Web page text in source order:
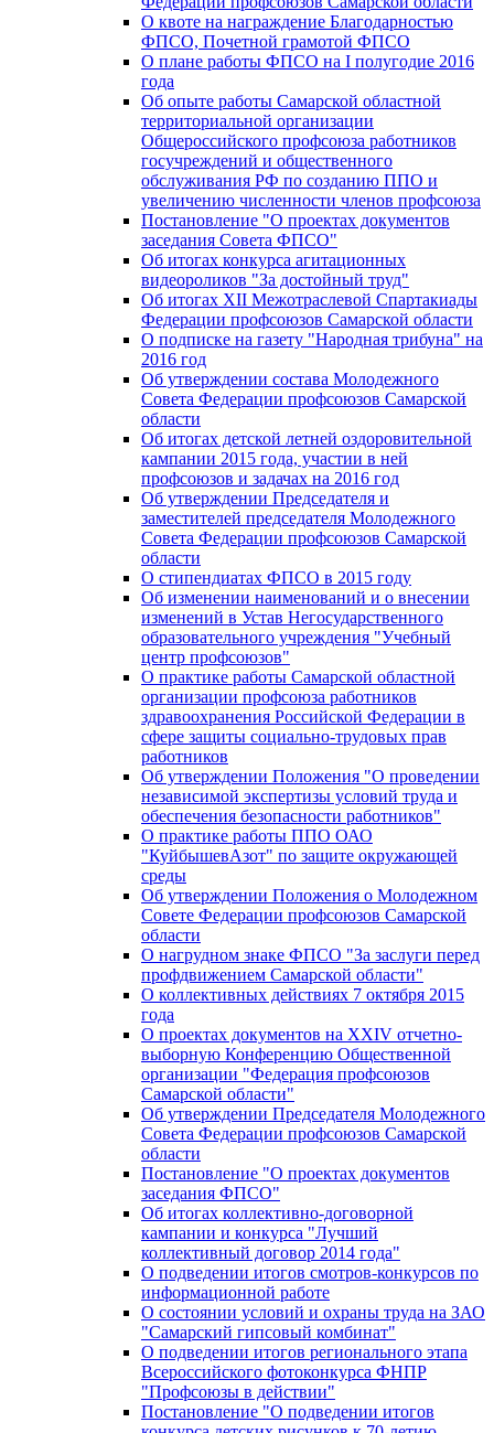
О квоте на награждение Благодарностью
ФПСО, Почетной грамотой ФПСО
О плане работы ФПСО на I полугодие 2016
года
Об опыте работы Самарской областной
территориальной организации
Общероссийского профсоюза работников
госучреждений и общественного
обслуживания РФ по созданию ППО и
увеличению численности членов профсоюза
Постановление "О проектах документов
заседания Совета ФПСО"
Об итогах конкурса агитационных
видеороликов "За достойный труд"
Об итогах XII Межотраслевой Спартакиады
Федерации профсоюзов Самарской области
О подписке на газету "Народная трибуна" на
2016 год
Об утверждении состава Молодежного
Совета Федерации профсоюзов Самарской
области
Об итогах детской летней оздоровительной
кампании 2015 года, участии в ней
профсоюзов и задачах на 2016 год
Об утверждении Председателя и
заместителей председателя Молодежного
Совета Федерации профсоюзов Самарской
области
О стипендиатах ФПСО в 2015 году
Об изменении наименований и о внесении
изменений в Устав Негосударственного
образовательного учреждения "Учебный
центр профсоюзов"
О практике работы Самарской областной
организации профсоюза работников
здравоохранения Российской Федерации в
сфере защиты социально-трудовых прав
работников
Об утверждении Положения "О проведении
независимой экспертизы условий труда и
обеспечения безопасности работников"
О практике работы ППО ОАО
"КуйбышевАзот" по защите окружающей
среды
Об утверждении Положения о Молодежном
Совете Федерации профсоюзов Самарской
области
О нагрудном знаке ФПСО "За заслуги перед
профдвижением Самарской области"
О коллективных действиях 7 октября 2015
года
О проектах документов на XXIV отчетно-
выборную Конференцию Общественной
организации "Федерация профсоюзов
Самарской области"
Об утверждении Председателя Молодежного
Совета Федерации профсоюзов Самарской
области
Постановление "О проектах документов
заседания ФПСО"
Об итогах коллективно-договорной
кампании и конкурса "Лучший
коллективный договор 2014 года"
О подведении итогов смотров-конкурсов по
информационной работе
О состоянии условий и охраны труда на ЗАО
"Самарский гипсовый комбинат"
О подведении итогов регионального этапа
Всероссийского фотоконкурса ФНПР
"Профсоюзы в действии"
Постановление "О подведении итогов